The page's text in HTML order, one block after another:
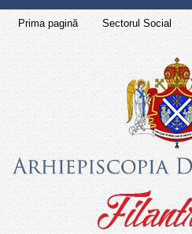
Prima pagină Sectorul Social